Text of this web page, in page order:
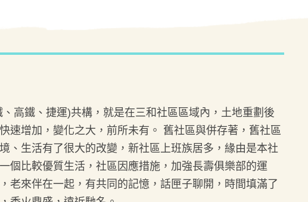
高鐵、捷運)共構，就是在三和社區區域內，土地重劃後
速增加，變化之大，前所未有。 舊社區與併存著，舊社區
、生活有了很大的改變，新社區上班族居多，緣由是本社
個比較優質生活，社區因應措施，加強長壽俱樂部的運
老來伴在一起，有共同的記憶，話匣子聊開，時間填滿了